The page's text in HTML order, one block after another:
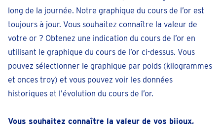
long de la journée. Notre graphique du cours de l’or est
toujours à jour. Vous souhaitez connaître la valeur de
votre or ? Obtenez une indication du cours de l’or en
utilisant le graphique du cours de l’or ci-dessus. Vous
pouvez sélectionner le graphique par poids (kilogrammes
et onces troy) et vous pouvez voir les données
historiques et l’évolution du cours de l’or.
Vous souhaitez connaître la valeur de vos bijoux,